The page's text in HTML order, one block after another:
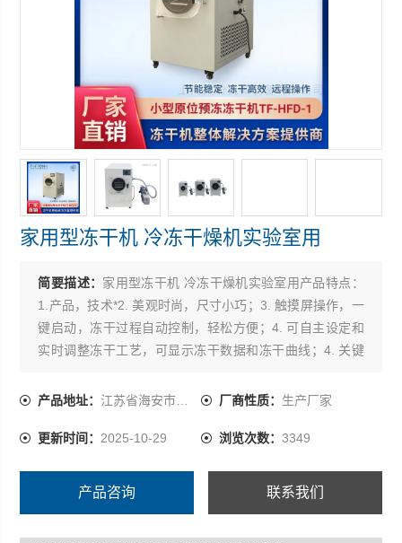
家用型冻干机 冷冻干燥机实验室用
简要描述： 家用型冻干机 冷冻干燥机实验室用产品特点：
1.产品，技术*2. 美观时尚，尺寸小巧；3. 触摸屏操作，一
键启动，冻干过程自动控制，轻松方便；4. 可自主设定和
实时调整冻干工艺，可显示冻干数据和冻干曲线；4. 关键
系统*，运行电流小，能耗低；6. SUS304不锈钢物料盘和
干过程；
产品地址： 江苏省海安市曲塘镇黄自量路26号 厂商性质： 生产厂家
更新时间： 2025-10-29 浏览次数： 3349
产品咨询 联系我们